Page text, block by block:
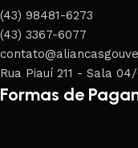
(43) 98481-6273
(43) 3367-6077
Rua Piauí 211 - Sala
Formas de